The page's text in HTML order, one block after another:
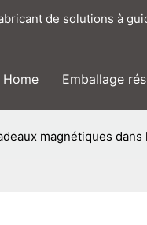
de solutions à
Home Emballage
magnétiques